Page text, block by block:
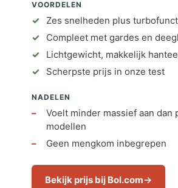
VOORDELEN
Zes snelheden plus
Compleet met gardes en
Lichtgewicht, makkelijk
Scherpste prijs in onze test
NADELEN
Voelt minder massief aan dan
modellen
Geen mengkom inbegrepen
Bekijk prijs bij Bol.com